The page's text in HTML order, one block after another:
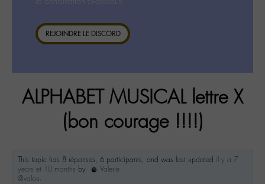
REJOINDRE LE DISCORD
ALPHABET MUSICAL lettre X
(bon courage !!!!)
This topic has 8 réponses, 6 participants, and was last updated il y a 7
years et 10 months by
Valerie
@valou.